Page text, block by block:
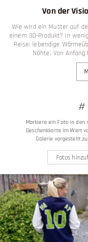
Von der
Wie wird ein Muster auf
einem 3D-Produkt? In
Reise: lebendige
Nähte. Von
#
Markiere ein Foto in den
Geschenkkarte im Wert
Galerie vorgestellt
Fotos